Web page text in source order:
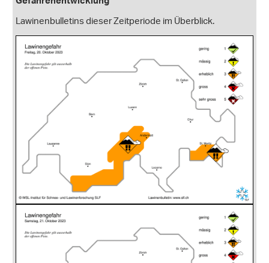
Lawinenbulletins dieser Zeitperiode im Überblick.